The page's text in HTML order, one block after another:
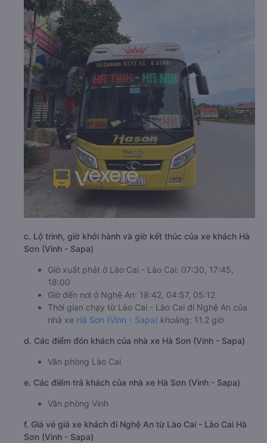
c. Lộ trình, giờ khởi hành và giờ kết thúc của xe khách Hà
Sơn (Vinh - Sapa)
Giờ xuất phát ở Lào Cai - Lào Cai: 07:30, 17:45,
18:00
Giờ đến nơi ở Nghệ An: 18:42, 04:57, 05:12
Thời gian chạy từ Lào Cai - Lào Cai đi Nghệ An của
nhà xe Hà Sơn (Vinh - Sapa) khoảng: 11.2 giờ
d. Các điểm đón khách của nhà xe Hà Sơn (Vinh - Sapa)
Văn phòng Lào Cai
e. Các điểm trả khách của nhà xe Hà Sơn (Vinh - Sapa)
Văn phòng Vinh
f. Giá vé giá xe khách đi Nghệ An từ Lào Cai - Lào Cai Hà
Sơn (Vinh - Sapa)